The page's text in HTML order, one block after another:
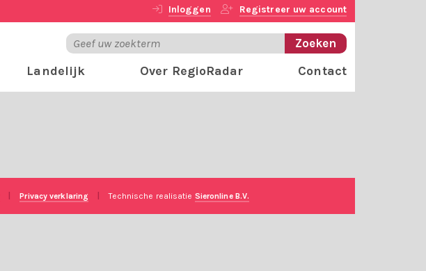
Inloggen Registreer uw account
Landelijk Over RegioRadar Contact
Privacy verklaring Technische realisatie Sieronline B.V.